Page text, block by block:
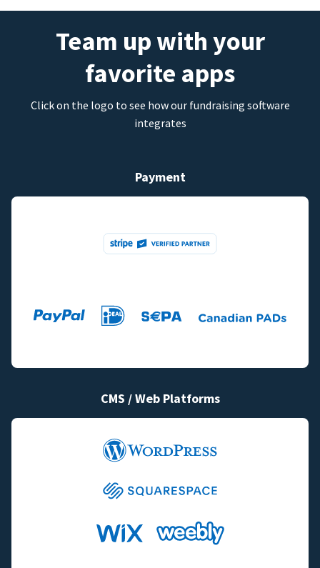
Team up with your
favorite apps
Click on the logo to see how our fundraising software
integrates
Payment
CMS / Web Platforms